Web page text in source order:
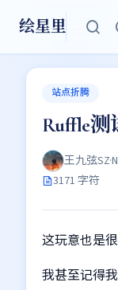
绘星里
站点折腾
Ruffle测
王九弦
3171 字符
这玩意也是
我甚至记得